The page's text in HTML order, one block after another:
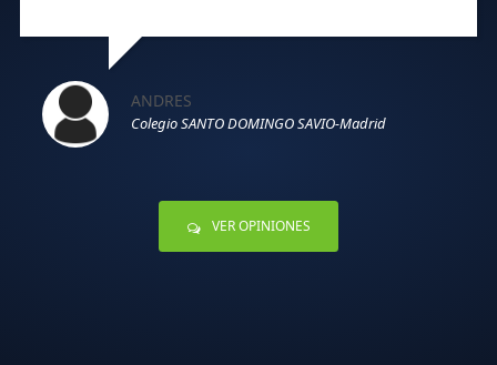
ANDRES
Colegio SANTO DOMINGO SAVIO-Madrid
VER OPINIONES